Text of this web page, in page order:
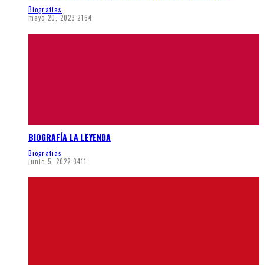
Biografias
mayo 20, 2023 2164
BIOGRAFÍA LA LEYENDA
Biografias
junio 5, 2022 3411